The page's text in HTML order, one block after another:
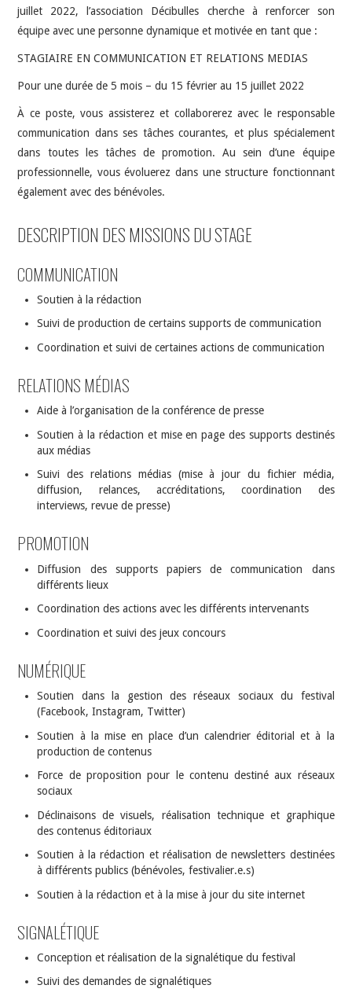
juillet 2022, l’association Décibulles cherche à renforcer son
équipe avec une personne dynamique et motivée en tant que :
STAGIAIRE EN COMMUNICATION ET RELATIONS MEDIAS
Pour une durée de 5 mois – du 15 février au 15 juillet 2022
À ce poste, vous assisterez et collaborerez avec le responsable
communication dans ses tâches courantes, et plus spécialement
dans toutes les tâches de promotion. Au sein d’une équipe
professionnelle, vous évoluerez dans une structure fonctionnant
également avec des bénévoles.
DESCRIPTION DES MISSIONS DU STAGE
COMMUNICATION
Soutien à la rédaction
Suivi de production de certains supports de communication
Coordination et suivi de certaines actions de communication
RELATIONS MÉDIAS
Aide à l’organisation de la conférence de presse
Soutien à la rédaction et mise en page des supports destinés
aux médias
Suivi des relations médias (mise à jour du fichier média,
diffusion, relances, accréditations, coordination des
interviews, revue de presse)
PROMOTION
Diffusion des supports papiers de communication dans
différents lieux
Coordination des actions avec les différents intervenants
Coordination et suivi des jeux concours
NUMÉRIQUE
Soutien dans la gestion des réseaux sociaux du festival
(Facebook, Instagram, Twitter)
Soutien à la mise en place d’un calendrier éditorial et à la
production de contenus
Force de proposition pour le contenu destiné aux réseaux
sociaux
Déclinaisons de visuels, réalisation technique et graphique
des contenus éditoriaux
Soutien à la rédaction et réalisation de newsletters destinées
à différents publics (bénévoles, festivalier.e.s)
Soutien à la rédaction et à la mise à jour du site internet
SIGNALÉTIQUE
Conception et réalisation de la signalétique du festival
Suivi des demandes de signalétiques